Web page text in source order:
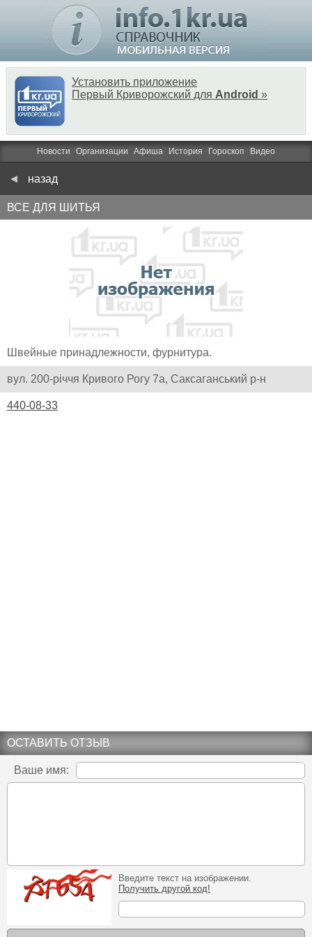
Установить приложение
Первый Криворожский для Android »
Новости Организации Афиша История Гороскоп Видео
назад
ВСЕ ДЛЯ ШИТЬЯ
Швейные принадлежности, фурнитура.
вул. 200-річчя Кривого Рогу 7а, Саксаганський р-н
440-08-33
ОСТАВИТЬ ОТЗЫВ
Ваше имя:
Введите текст на изображении.
Получить другой код!